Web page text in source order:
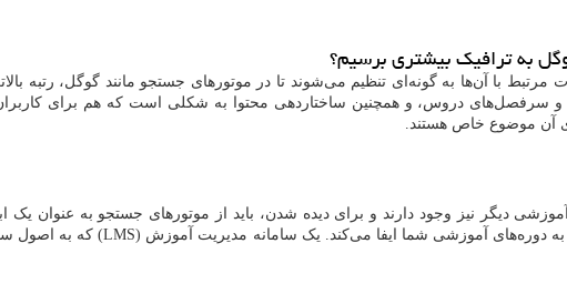
به ترافیک بیشتری برسیم؟
با آن‌ها به گونه‌ای تنظیم می‌شوند تا در موتورهای جستجو مانند گوگل، رتبه
و سرفصل‌های دروس، و همچنین ساختاردهی محتوا به شکلی است که هم برای کاربران
آن موضوع خاص هستند.
دیگر نیز وجود دارند و برای دیده شدن، باید از موتورهای جستجو به عنوان یک
دوره‌های آموزشی شما ایفا می‌کند. یک سامانه مدیریت آموزش (LMS) که به اصول